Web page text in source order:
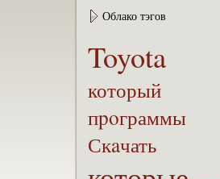
Облако тэгов
Toyota
который
пpoграммы
Скaчать